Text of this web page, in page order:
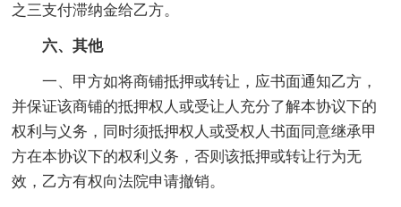
之三支付滞纳金给乙方。
六、其他
一、甲方如将商铺抵押或转让，应书面通知乙方，
并保证该商铺的抵押权人或受让人充分了解本协议下的
权利与义务，同时须抵押权人或受权人书面同意继承甲
方在本协议下的权利义务，否则该抵押或转让行为无
效，乙方有权向法院申请撤销。